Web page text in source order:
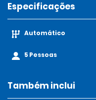
Especificações
Automático
5 Pessoas
Também inclui